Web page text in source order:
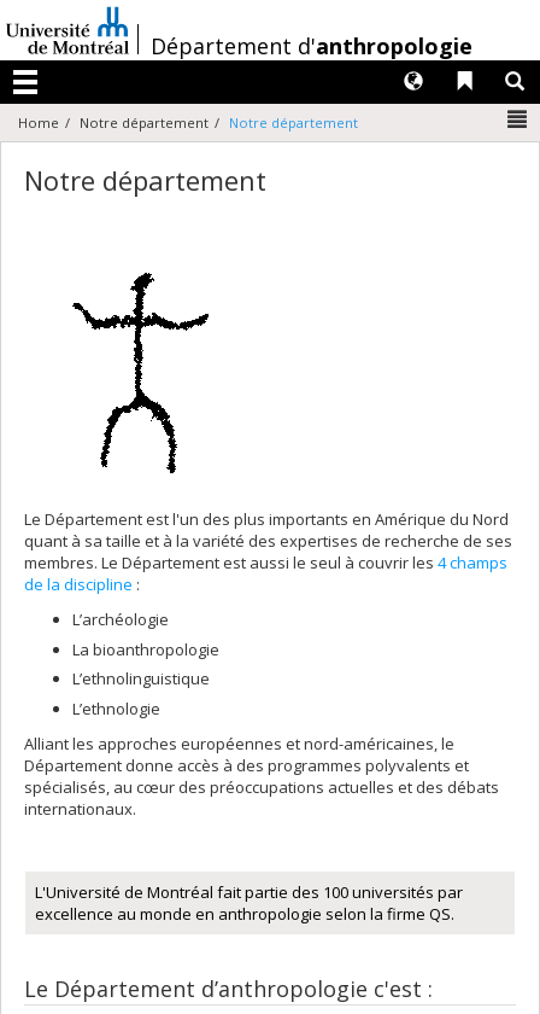
au
contenu
/Département d'anthropologie
Menu
Liens
Langues
Home Notre département Notre département
Notre département
Le Département est l'un des plus importants en Amérique du Nord
quant à sa taille et à la variété des expertises de recherche de ses
membres. Le Département est aussi le seul à couvrir les 4 champs
de la discipline :
L’archéologie
La bioanthropologie
L’ethnolinguistique
L’ethnologie
Alliant les approches européennes et nord-américaines, le
Département donne accès à des programmes polyvalents et
spécialisés, au cœur des préoccupations actuelles et des débats
internationaux.
L'Université de Montréal fait partie des 100 universités par
excellence au monde en anthropologie selon la firme QS.
Le Département d’anthropologie c'est :